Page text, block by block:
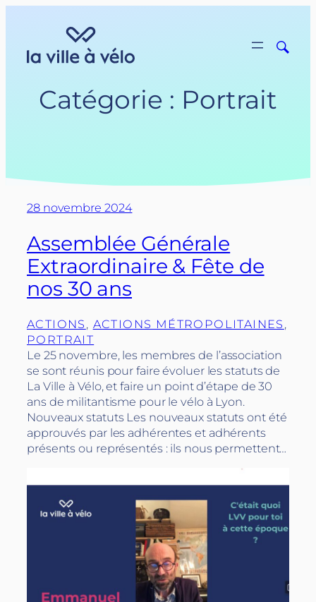
Catégorie : Portrait
28 novembre 2024
Assemblée Générale
Extraordinaire & Fête de
nos 30 ans
ACTIONS , ACTIONS MÉTROPOLITAINES
PORTRAIT
Le 25 novembre, les membres de l’association
se sont réunis pour faire évoluer les statuts de
La Ville à Vélo, et faire un point d’étape de 30
ans de militantisme pour le vélo à Lyon.
Nouveaux statuts Les nouveaux statuts ont été
approuvés par les adhérentes et adhérents
présents ou représentés : ils nous permettent…